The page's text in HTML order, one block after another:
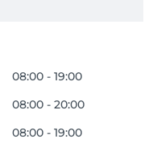
08:00 - 19:00
08:00 - 20:00
08:00 - 19:00